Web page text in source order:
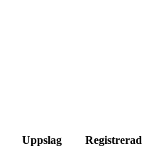
Uppslag Registrerad